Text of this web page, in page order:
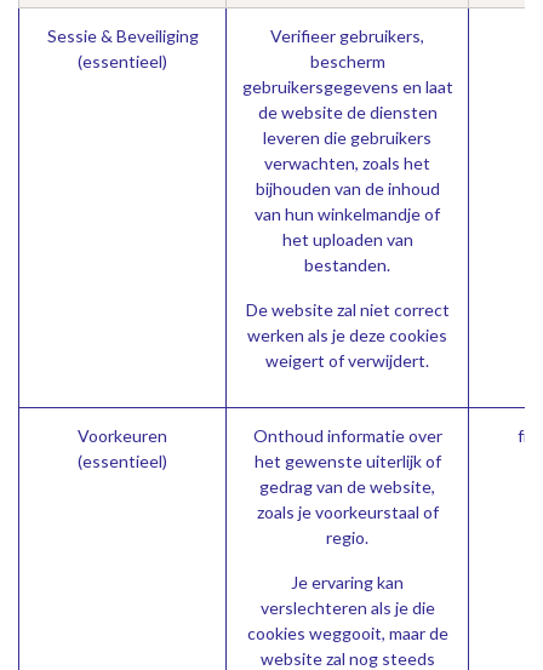
Sessie & Beveiliging
(essentieel)
Verifieer gebruikers,
bescherm
gebruikersgegevens en laat
de website de diensten
leveren die gebruikers
verwachten, zoals het
bijhouden van de inhoud
van hun winkelmandje of
het uploaden van
bestanden.
De website zal niet correct
werken als je deze cookies
weigert of verwijdert.
Voorkeuren
(essentieel)
Onthoud informatie over
het gewenste uiterlijk of
gedrag van de website,
zoals je voorkeurstaal of
regio.
Je ervaring kan
verslechteren als je die
cookies weggooit, maar de
website zal nog steeds